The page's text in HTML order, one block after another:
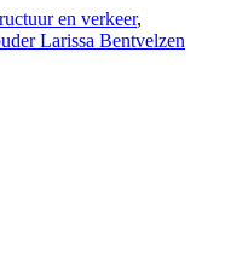
en verkeer,
Larissa Bentvelzen